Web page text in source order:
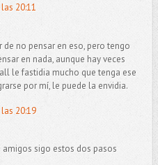
20:11
no pensar en eso, pero tengo
en nada, aunque hay veces
le fastidia mucho que tenga ese
por mí, le puede la envidia.
20:19
sigo estos dos pasos